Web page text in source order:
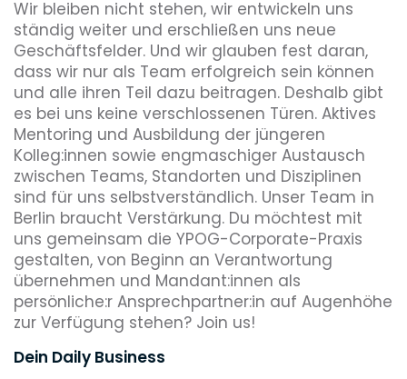
Wir bleiben nicht stehen, wir entwickeln uns
ständig weiter und erschließen uns neue
Geschäftsfelder. Und wir glauben fest daran,
dass wir nur als Team erfolgreich sein können
und alle ihren Teil dazu beitragen. Deshalb gibt
es bei uns keine verschlossenen Türen. Aktives
Mentoring und Ausbildung der jüngeren
Kolleg:innen sowie engmaschiger Austausch
zwischen Teams, Standorten und Disziplinen
sind für uns selbstverständlich. Unser Team in
Berlin braucht Verstärkung. Du möchtest mit
uns gemeinsam die YPOG-Corporate-Praxis
gestalten, von Beginn an Verantwortung
übernehmen und Mandant:innen als
persönliche:r Ansprechpartner:in auf Augenhöhe
zur Verfügung stehen? Join us!
Dein Daily Business